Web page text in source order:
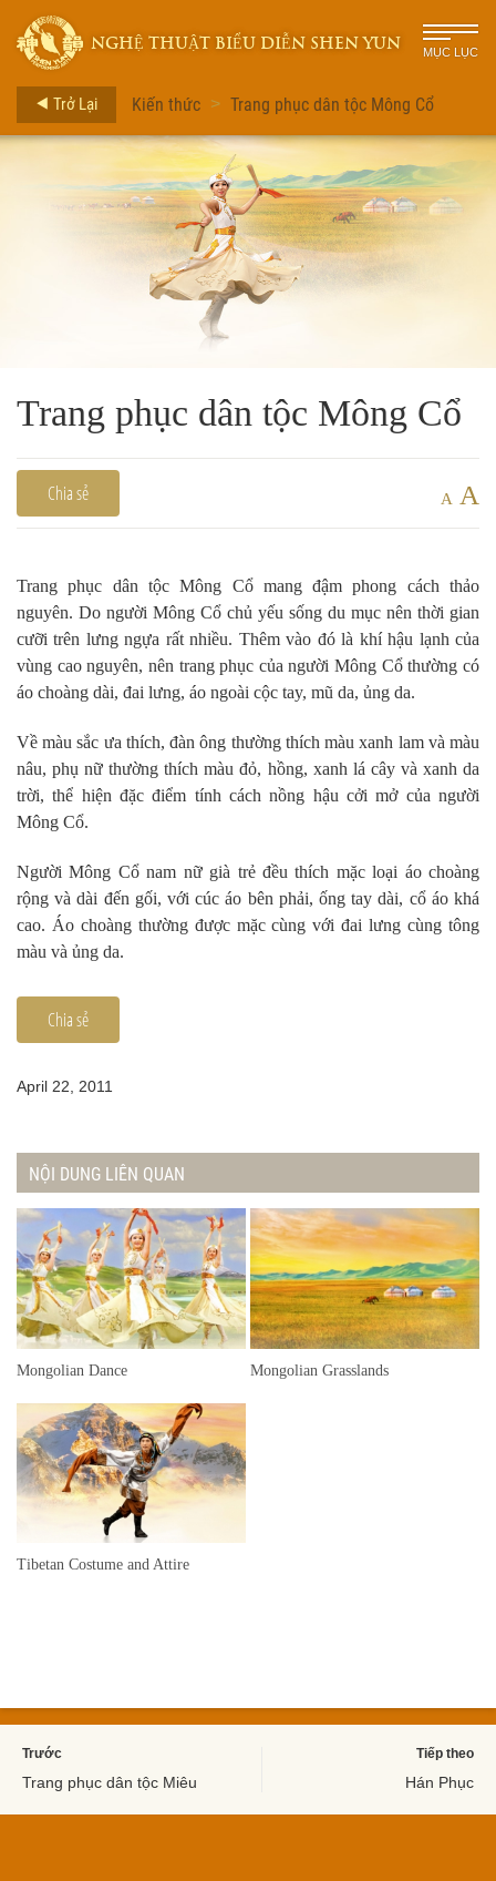
NGHỆ THUẬT BIỂU DIỄN SHEN YUN MỤC LỤC
Trở Lại Kiến thức > Trang phục dân tộc Mông Cổ
Trang phục dân tộc Mông Cổ
Chia sẻ A A
Trang phục dân tộc Mông Cổ mang đậm phong cách thảo
nguyên. Do người Mông Cổ chủ yếu sống du mục nên thời gian
cưỡi trên lưng ngựa rất nhiều. Thêm vào đó là khí hậu lạnh của
vùng cao nguyên, nên trang phục của người Mông Cổ thường có
áo choàng dài, đai lưng, áo ngoài cộc tay, mũ da, ủng da.
Về màu sắc ưa thích, đàn ông thường thích màu xanh lam và màu
nâu, phụ nữ thường thích màu đỏ, hồng, xanh lá cây và xanh da
trời, thể hiện đặc điểm tính cách nồng hậu cởi mở của người
Mông Cổ.
Người Mông Cổ nam nữ già trẻ đều thích mặc loại áo choàng
rộng và dài đến gối, với cúc áo bên phải, ống tay dài, cổ áo khá
cao. Áo choàng thường được mặc cùng với đai lưng cùng tông
màu và ủng da.
Chia sẻ
April 22, 2011
NỘI DUNG LIÊN QUAN
Mongolian Dance Mongolian Grasslands
Tibetan Costume and Attire
Trước
Trang phục dân tộc Miêu
Tiếp theo
Hán Phục